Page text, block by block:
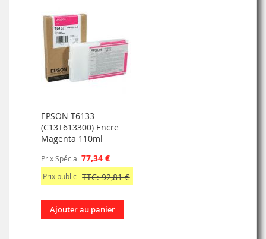
EPSON T6133
(C13T613300) Encre
Magenta 110ml
Prix Spécial 77,34 €
Prix public TTC: 92,81 €
Ajouter au panier